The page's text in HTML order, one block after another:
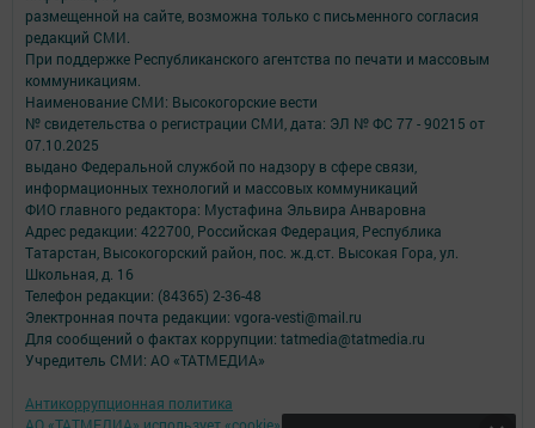
размещенной на сайте, возможна только с письменного согласия
редакций СМИ.
При поддержке Республиканского агентства по печати и массовым
коммуникациям.
Наименование СМИ: Высокогорские вести
№ свидетельства о регистрации СМИ, дата: ЭЛ № ФС 77 - 90215 от
07.10.2025
выдано Федеральной службой по надзору в сфере связи,
информационных технологий и массовых коммуникаций
ФИО главного редактора: Мустафина Эльвира Анваровна
Адрес редакции: 422700, Российская Федерация, Республика
Татарстан, Высокогорский район, пос. ж.д.ст. Высокая Гора, ул.
Школьная, д. 16
Телефон редакции: (84365) 2-36-48
Электронная почта редакции: vgora-vesti@mail.ru
Для сообщений о фактах коррупции: tatmedia@tatmedia.ru
Учредитель СМИ: АО «ТАТМЕДИА»
Антикоррупционная политика